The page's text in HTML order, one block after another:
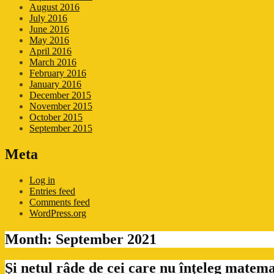
August 2016
July 2016
June 2016
May 2016
April 2016
March 2016
February 2016
January 2016
December 2015
November 2015
October 2015
September 2015
Meta
Log in
Entries feed
Comments feed
WordPress.org
Month: September 2021
Şi netul râde de cei care nu înţeleg